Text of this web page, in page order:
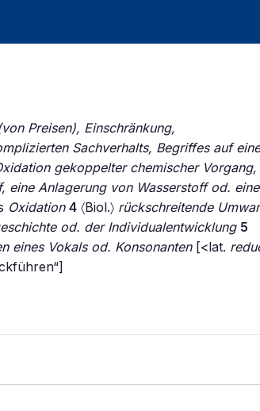
Preisen), Einschränkung,
Sachverhalts, Begriffes auf
gekoppelter chemischer
eine Anlagerung von Wasserstoff od.
Oxidation 4 〈Biol.〉 rückschreitende
od. der Individualentwicklung 5
eines Vokals od. Konsonanten[<lat.